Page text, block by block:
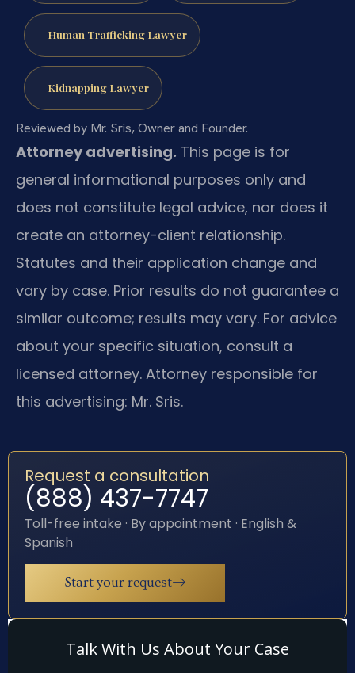
Human Trafficking Lawyer
Kidnapping Lawyer
Reviewed by Mr. Sris, Owner and Founder.
Attorney advertising. This page is for
general informational purposes only and
does not constitute legal advice, nor does it
create an attorney-client relationship.
Statutes and their application change and
vary by case. Prior results do not guarantee a
similar outcome; results may vary. For advice
about your specific situation, consult a
licensed attorney. Attorney responsible for
this advertising: Mr. Sris.
Request a consultation
(888) 437-7747
Toll-free intake · By appointment · English &
Spanish
Start your request